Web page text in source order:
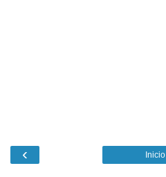
‹ Inicio